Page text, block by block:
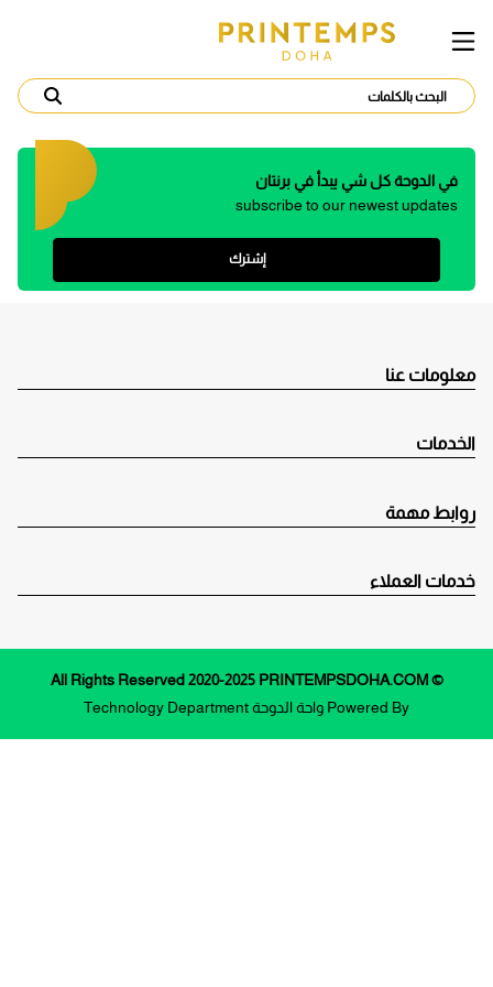
في الدوحة كل شي يبدأ في برنتان
subscribe to our newest updates
إشترك
معلومات عنا
الخدمات
روابط مهمة
خدمات العملاء
© All Rights Reserved 2020-2025 PRINTEMPSDOHA.COM
Powered By واحة الدوحة